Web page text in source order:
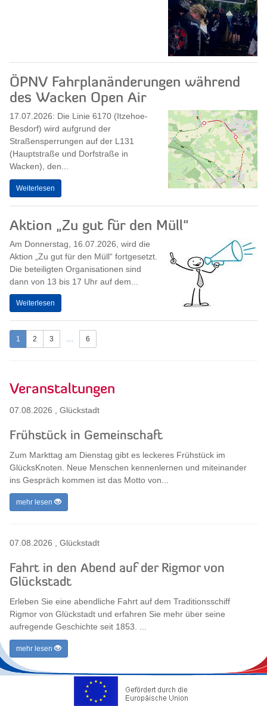
ÖPNV Fahrplanänderungen während
des Wacken Open Air
17.07.2026: Die Linie 6170 (Itzehoe-
Besdorf) wird aufgrund der
Straßensperrungen auf der L131
(Hauptstraße und Dorfstraße in
Wacken), den...
Weiterlesen
Aktion „Zu gut für den Müll“
Am Donnerstag, 16.07.2026, wird die
Aktion „Zu gut für den Müll“ fortgesetzt.
Die beteiligten Organisationen sind
dann von 13 bis 17 Uhr auf dem...
Weiterlesen
1 2 3 .... 6
Veranstaltungen
07.08.2026 Glückstadt
Frühstück in Gemeinschaft
Zum Markttag am Dienstag gibt es leckeres Frühstück im
GlücksKnoten. Neue Menschen kennenlernen und miteinander
ins Gespräch kommen ist das Motto von...
mehr lesen
07.08.2026 Glückstadt
Fahrt in den Abend auf der Rigmor von
Glückstadt
Erleben Sie eine abendliche Fahrt auf dem Traditionsschiff
Rigmor von Glückstadt und erfahren Sie mehr über seine
aufregende Geschichte seit 1853. ...
mehr lesen